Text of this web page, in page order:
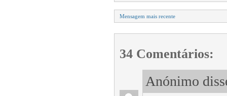
Mensagem mais recente
34 Comentários:
Anónimo